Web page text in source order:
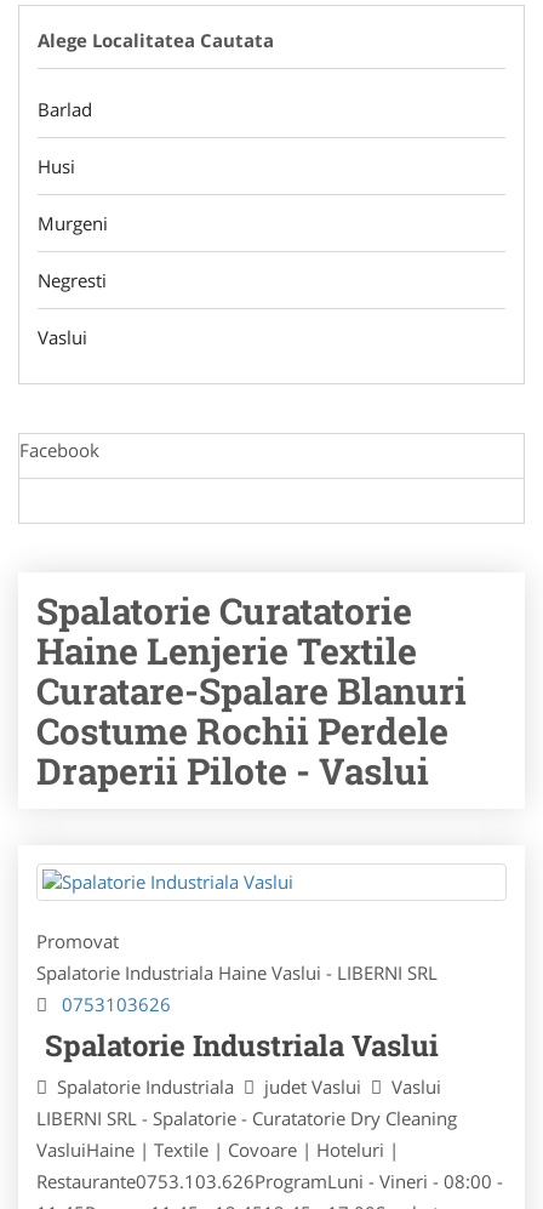
Alege Localitatea Cautata
Barlad
Husi
Murgeni
Negresti
Vaslui
Facebook
Spalatorie Curatatorie
Haine Lenjerie Textile
Curatare-Spalare Blanuri
Costume Rochii Perdele
Draperii Pilote - Vaslui
Promovat
Spalatorie Industriala Haine Vaslui - LIBERNI SRL
0753103626
Spalatorie Industriala Vaslui
Spalatorie Industriala judet Vaslui
Vaslui
LIBERNI SRL - Spalatorie - Curatatorie Dry Cleaning
VasluiHaine | Textile | Covoare | Hoteluri |
Restaurante0753.103.626ProgramLuni - Vineri - 08:00 -